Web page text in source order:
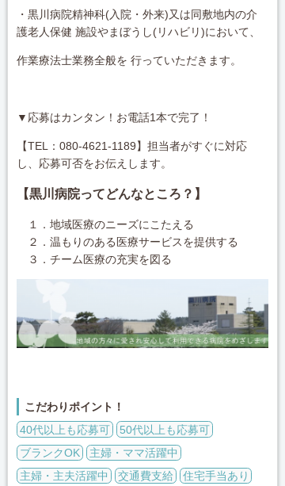
・黒川病院精神科(入院・外来)又は同敷地内の介
護老人保健 施設やまぼうし(リハビリ)において、
作業療法士業務全般を 行っていただきます。
▼応募はカンタン！お電話1本で完了！
【TEL：080-4621-1189】担当者がすぐに対応
し、応募可否をお伝えします。
【黒川病院ってどんなところ？】
１．地域医療のニーズにこたえる
２．温もりのある医療サービスを提供する
３．チーム医療の充実を図る
こだわりポイント！
40代以上も応募可
50代以上も応募可
ブランクOK
主婦・ママ活躍中
主婦・主夫活躍中
交通費支給
住宅手当あり